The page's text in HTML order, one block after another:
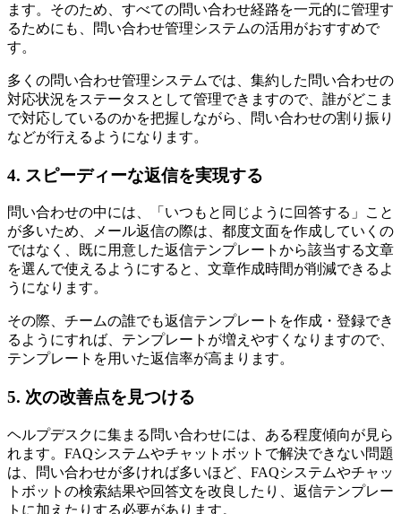
ます。そのため、すべての問い合わせ経路を一元的に管理す
るためにも、問い合わせ管理システムの活用がおすすめで
す。
多くの問い合わせ管理システムでは、集約した問い合わせの
対応状況をステータスとして管理できますので、誰がどこま
で対応しているのかを把握しながら、問い合わせの割り振り
などが行えるようになります。
4. スピーディーな返信を実現する
問い合わせの中には、「いつもと同じように回答する」こと
が多いため、メール返信の際は、都度文面を作成していくの
ではなく、既に用意した返信テンプレートから該当する文章
を選んで使えるようにすると、文章作成時間が削減できるよ
うになります。
その際、チームの誰でも返信テンプレートを作成・登録でき
るようにすれば、テンプレートが増えやすくなりますので、
テンプレートを用いた返信率が高まります。
5. 次の改善点を見つける
ヘルプデスクに集まる問い合わせには、ある程度傾向が見ら
れます。FAQシステムやチャットボットで解決できない問題
は、問い合わせが多ければ多いほど、FAQシステムやチャッ
トボットの検索結果や回答文を改良したり、返信テンプレー
トに加えたりする必要があります。